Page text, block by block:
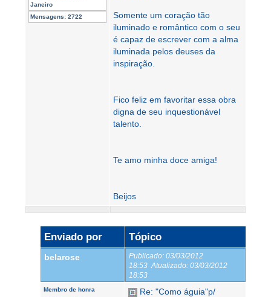
Janeiro
Mensagens: 2722
Somente um coração tão
iluminado e romântico com o seu
é capaz de escrever com a alma
iluminada pelos deuses da
inspiração.
Fico feliz em favoritar essa obra
digna de seu inquestionável
talento.
Te amo minha doce amiga!
Beijos
Enviado por Tópico
belarose Publicado: 03/03/2012
18:53 Atualizado: 03/03/2012
18:53
Membro de honra
Re: "Como águia"p/